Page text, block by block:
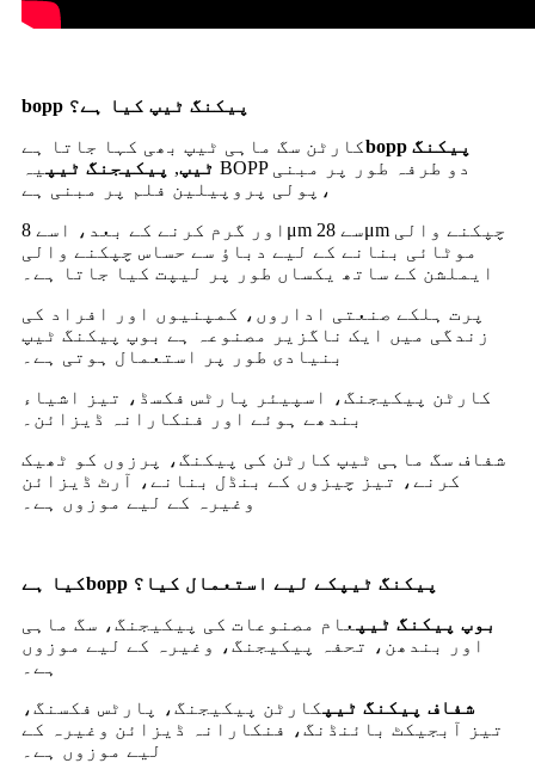
bopp پیکنگ ٹیپ کیا ہے؟
کارٹن سگ ماہی ٹیپ بھی کہا جاتا ہےbopp پیکنگ
ٹیپ, پیکیجنگ ٹیپ یہ BOPP دو طرفہ طور پر مبنی
پولی پروپیلین فلم پر مبنی ہے،
اور گرم کرنے کے بعد، اسے 8μm سے 28μm چپکنے والی
موٹائی بنانے کے لیے دباؤ سے حساس چپکنے والی
ایملشن کے ساتھ یکساں طور پر لیپت کیا جاتا ہے۔
پرت ہلکے صنعتی اداروں، کمپنیوں اور افراد کی
زندگی میں ایک ناگزیر مصنوعہ ہے بوپ پیکنگ ٹیپ
بنیادی طور پر استعمال ہوتی ہے۔
کارٹن پیکیجنگ، اسپیئر پارٹس فکسڈ، تیز اشیاء
بندھے ہوئے اور فنکارانہ ڈیزائن۔
شفاف سگ ماہی ٹیپ کارٹن کی پیکنگ، پرزوں کو ٹھیک
کرنے، تیز چیزوں کے بنڈل بنانے، آرٹ ڈیزائن
وغیرہ کے لیے موزوں ہے۔
کیا ہے bopp پیکنگ ٹیپکے لیے استعمال کیا؟
بوپ پیکنگ ٹیپ عام مصنوعات کی پیکیجنگ، سگ ماہی
اور بندھن، تحفہ پیکیجنگ، وغیرہ کے لیے موزوں
ہے۔
شفاف پیکنگ ٹیپکارٹن پیکیجنگ، پارٹس فکسنگ،
تیز آبجیکٹ بائنڈنگ، فنکارانہ ڈیزائن وغیرہ کے
لیے موزوں ہے۔